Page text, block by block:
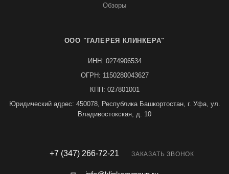
Обзоры
ООО "ГАЛЕРЕЯ КЛИНКЕРА"
ИНН: 0274906534
ОГРН: 1150280043627
КПП: 027801001
Юридический адрес: 450078, Республика Башкортостан, г. Уфа, ул.
Владивостокская, д. 10
+7 (347) 266-72-21 ЗАКАЗАТЬ ЗВОНОК